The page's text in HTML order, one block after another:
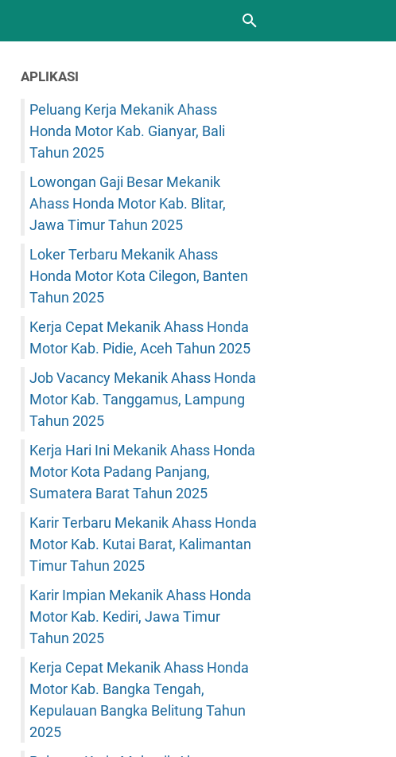
APLIKASI
Peluang Kerja Mekanik Ahass
Honda Motor Kab. Gianyar, Bali
Tahun 2025
Lowongan Gaji Besar Mekanik
Ahass Honda Motor Kab. Blitar,
Jawa Timur Tahun 2025
Loker Terbaru Mekanik Ahass
Honda Motor Kota Cilegon, Banten
Tahun 2025
Kerja Cepat Mekanik Ahass Honda
Motor Kab. Pidie, Aceh Tahun 2025
Job Vacancy Mekanik Ahass Honda
Motor Kab. Tanggamus, Lampung
Tahun 2025
Kerja Hari Ini Mekanik Ahass Honda
Motor Kota Padang Panjang,
Sumatera Barat Tahun 2025
Karir Terbaru Mekanik Ahass Honda
Motor Kab. Kutai Barat, Kalimantan
Timur Tahun 2025
Karir Impian Mekanik Ahass Honda
Motor Kab. Kediri, Jawa Timur
Tahun 2025
Kerja Cepat Mekanik Ahass Honda
Motor Kab. Bangka Tengah,
Kepulauan Bangka Belitung Tahun
2025